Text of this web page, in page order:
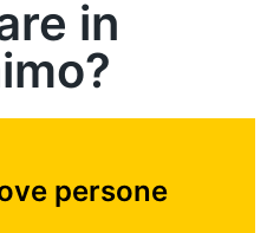
in
persone